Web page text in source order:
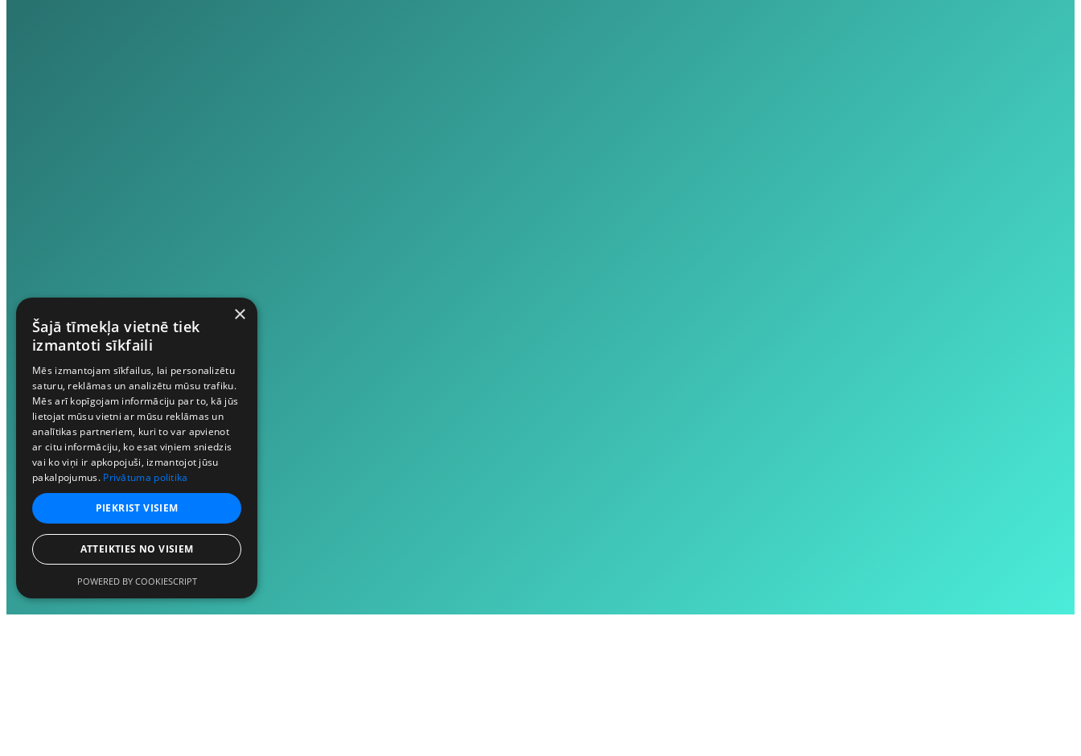
×
Šajā tīmekļa vietnē tiek
izmantoti sīkfaili
Mēs izmantojam sīkfailus, lai personalizētu
saturu, reklāmas un analizētu mūsu trafiku.
Mēs arī kopīgojam informāciju par to, kā jūs
lietojat mūsu vietni ar mūsu reklāmas un
analītikas partneriem, kuri to var apvienot
ar citu informāciju, ko esat viņiem sniedzis
vai ko viņi ir apkopojuši, izmantojot jūsu
pakalpojumus. Privātuma politika
PIEKRIST VISIEM
ATTEIKTIES NO VISIEM
POWERED BY COOKIESCRIPT